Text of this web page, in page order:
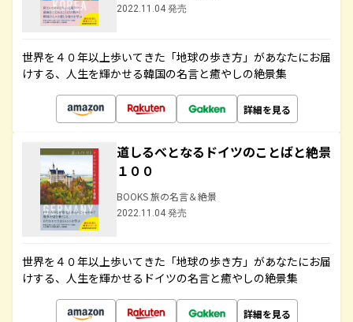
2022.11.04 発売
世界を４０年以上歩いてきた「地球の歩き方」があなたにお届
けする、人生を輝かせる韓国の名言と癒やしの絶景集
詳細を見る
道しるべとなるドイツのことばと絶景
１００
BOOKS 旅の名言＆絶景
2022.11.04 発売
世界を４０年以上歩いてきた「地球の歩き方」があなたにお届
けする、人生を輝かせるドイツの名言と癒やしの絶景集
詳細を見る